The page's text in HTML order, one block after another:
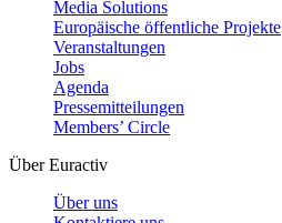
Media Solutions
Europäische öffentliche Projekte
Veranstaltungen
Jobs
Agenda
Pressemitteilungen
Members’ Circle
Über Euractiv
Über uns